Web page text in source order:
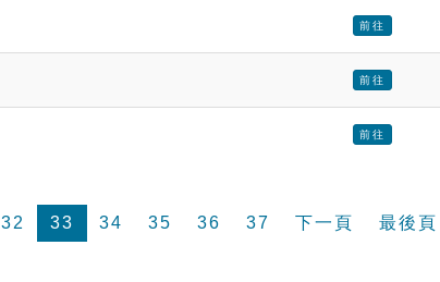
前往
前往
前往
32 33 34 35 36 37 下一頁 最後頁